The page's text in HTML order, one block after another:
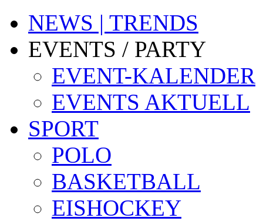
NEWS | TRENDS
EVENTS / PARTY
EVENT-KALENDER
EVENTS AKTUELL
SPORT
POLO
BASKETBALL
EISHOCKEY